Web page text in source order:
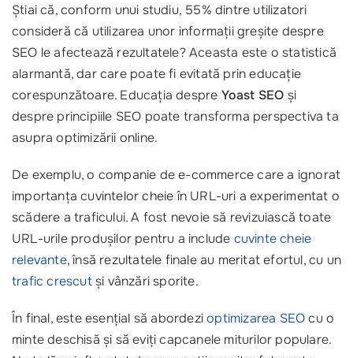
Știai că, conform unui studiu, 55% dintre utilizatori
consideră că utilizarea unor informații greșite despre
SEO le afectează rezultatele? Aceasta este o statistică
alarmantă, dar care poate fi evitată prin educație
corespunzătoare. Educația despre Yoast SEO și
despre principiile SEO poate transforma perspectiva ta
asupra optimizării online.
De exemplu, o companie de e-commerce care a ignorat
importanța cuvintelor cheie în URL-uri a experimentat o
scădere a traficului. A fost nevoie să revizuiască toate
URL-urile produșilor pentru a include cuvinte cheie
relevante, însă rezultatele finale au meritat efortul, cu un
trafic crescutși vânzări sporite.
În final, este esențial să abordezioptimizarea SEOcu o
minte deschisă și să eviți capcanele miturilor populare.